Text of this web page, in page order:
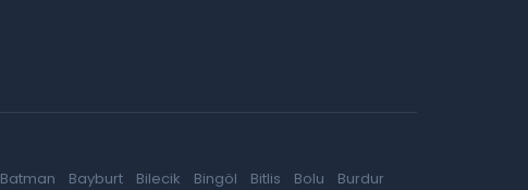
Batman Bayburt Bilecik Bingöl Bitlis Bolu
Burdur